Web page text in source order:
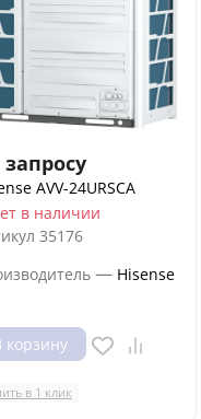
AVV-24URSCA
в наличии
35176
— Hisense
корзину
в 1 клик